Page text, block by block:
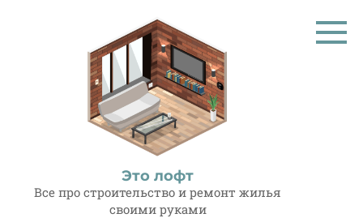
Это лофт
Все про строительство и ремонт жилья
своими руками